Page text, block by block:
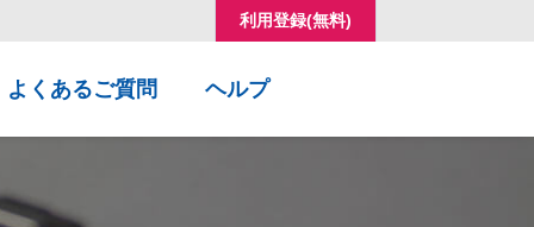
利用登録(無料)
コ
よくあるご質問 ヘルプ